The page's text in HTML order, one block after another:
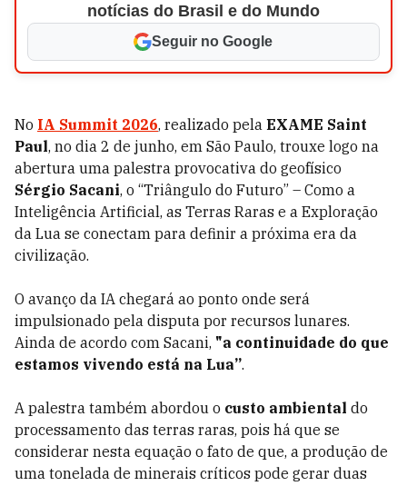
notícias do Brasil e do Mundo
Seguir no Google
No IA Summit 2026, realizado pela EXAME Saint
Paul, no dia 2 de junho, em São Paulo, trouxe logo na
abertura uma palestra provocativa do geofísico
Sérgio Sacani, o “Triângulo do Futuro” – Como a
Inteligência Artificial, as Terras Raras e a Exploração
da Lua se conectam para definir a próxima era da
civilização.
O avanço da IA chegará ao ponto onde será
impulsionado pela disputa por recursos lunares.
Ainda de acordo com Sacani, "a continuidade do que
estamos vivendo está na Lua”.
A palestra também abordou o custo ambiental do
processamento das terras raras, pois há que se
considerar nesta equação o fato de que, a produção de
uma tonelada de minerais críticos pode gerar duas